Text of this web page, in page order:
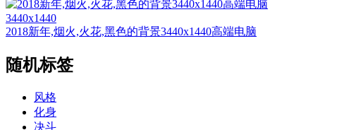
3440x1440
2018新年,烟火,火花,黑色的背景3440x1440高端电脑
随机标签
风格
化身
决斗